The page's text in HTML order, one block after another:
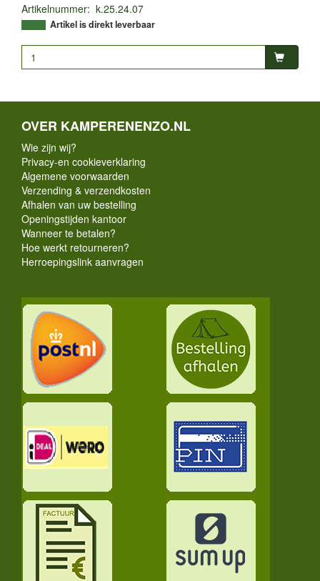
Artikelnummer: k.25.24.07
Artikel is direkt leverbaar
OVER KAMPERENENZO.NL
Wie zijn wij?
Privacy-en cookieverklaring
Algemene voorwaarden
Verzending & verzendkosten
Afhalen van uw bestelling
Openingstijden kantoor
Wanneer te betalen?
Hoe werkt retourneren?
Herroepingslink aanvragen